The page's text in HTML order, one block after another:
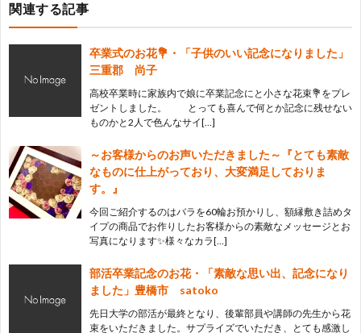
関連する記事
卒業式のお花💐・「子供のいい記念になりました」
三重郡 尚子
高校卒業時に家族内で娘に卒業記念にと小さな花束💐をプレ
ゼントしました。 とっても喜んで何とか記念に残せない
ものかと2人で色んなサイ[…]
～お客様からのお声いただきました～『とても素敵
なものに仕上がっており、大変満足しておりま
す。』
今回ご紹介するのはバラを60輪お預かりし、額縁敷き詰めタ
イプの商品でお作りしたお客様からの素敵なメッセージとお
写真になります✨様々なカラ[…]
部活卒業記念のお花・「素敵な思い出、記念になり
ました」豊橋市 satoko
先日大学の部活が最終となり、後輩部員や講師の先生から花
束をいただきました。サプライズでいただき、とても感激し